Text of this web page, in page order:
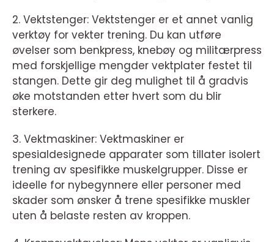
2. Vektstenger: Vektstenger er et annet vanlig
verktøy for vekter trening. Du kan utføre
øvelser som benkpress, knebøy og militærpress
med forskjellige mengder vektplater festet til
stangen. Dette gir deg mulighet til å gradvis
øke motstanden etter hvert som du blir
sterkere.
3. Vektmaskiner: Vektmaskiner er
spesialdesignede apparater som tillater isolert
trening av spesifikke muskelgrupper. Disse er
ideelle for nybegynnere eller personer med
skader som ønsker å trene spesifikke muskler
uten å belaste resten av kroppen.